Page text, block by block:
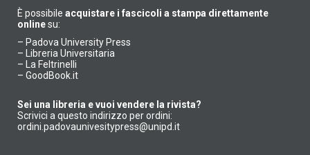
È possibile acquistare i fascicoli a stampa direttamente
onlinesu:
– Padova University Press
–
Libreria Universitaria
–
La Feltrinelli
– GoodBook.it
Sei una libreria e vuoi vendere la rivista?
Scrivici a questo indirizzo per ordini:
ordini.padovaunivesitypress@unipd.it